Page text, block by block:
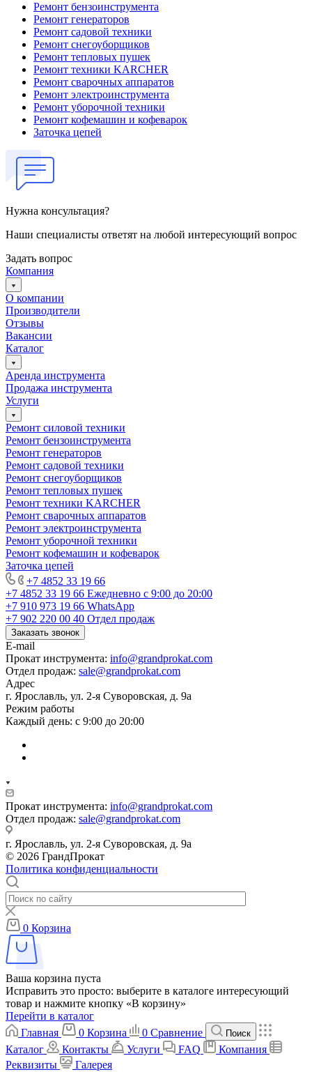
Ремонт бензоинструмента
Ремонт генераторов
Ремонт садовой техники
Ремонт снегоуборщиков
Ремонт тепловых пушек
Ремонт техники KARCHER
Ремонт сварочных аппаратов
Ремонт электроинструмента
Ремонт уборочной техники
Ремонт кофемашин и кофеварок
Заточка цепей
Нужна консультация?
Наши специалисты ответят на любой интересующий вопрос
Задать вопрос
Компания
О компании
Производители
Отзывы
Вакансии
Каталог
Аренда инструмента
Продажа инструмента
Услуги
Ремонт силовой техники
Ремонт бензоинструмента
Ремонт генераторов
Ремонт садовой техники
Ремонт снегоуборщиков
Ремонт тепловых пушек
Ремонт техники KARCHER
Ремонт сварочных аппаратов
Ремонт электроинструмента
Ремонт уборочной техники
Ремонт кофемашин и кофеварок
Заточка цепей
+7 4852 33 19 66
+7 4852 33 19 66 Ежедневно с 9:00 до 20:00
+7 910 973 19 66 WhatsApp
+7 902 220 00 40 Отдел продаж
Заказать звонок
E-mail
Прокат инструмента: info@grandprokat.com
Отдел продаж: sale@grandprokat.com
Адрес
г. Ярославль, ул. 2-я Суворовская, д. 9а
Режим работы
Каждый день: с 9:00 до 20:00
Прокат инструмента: info@grandprokat.com
Отдел продаж: sale@grandprokat.com
г. Ярославль, ул. 2-я Суворовская, д. 9а
© 2026 ГрандПрокат
Политика конфиденциальности
0 Корзина
Ваша корзина пуста
Исправить это просто: выберите в каталоге интересующий
товар и нажмите кнопку «В корзину»
Перейти в каталог
Главная
0 Корзина 0 Сравнение Поиск
Каталог Контакты Услуги FAQ
Компания
Реквизиты
Галерея